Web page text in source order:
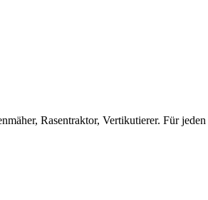
Rasentraktor, Vertikutierer. Für